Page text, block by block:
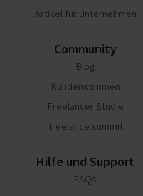
Artikel für Unternehmen
Community
Blog
Kundenstimmen
Freelancer Studie
freelance summit
Hilfe und Support
FAQs